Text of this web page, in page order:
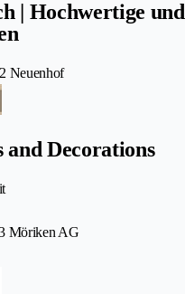
| Hochwertige und
Neuenhof
Decorations
Möriken AG